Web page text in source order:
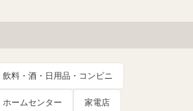
飲料・酒・日用品・コンビニ
ホームセンター 家電店